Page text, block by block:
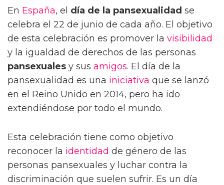
En España, el día de la pansexualidad se
celebra el 22 de junio de cada año. El objetivo
de esta celebración es promover la visibilidad
y la igualdad de derechos de las personas
pansexuales y sus amigos. El día de la
pansexualidad es una iniciativa que se lanzó
en el Reino Unido en 2014, pero ha ido
extendiéndose por todo el mundo.
Esta celebración tiene como objetivo
reconocer la identidad de género de las
personas pansexuales y luchar contra la
discriminación que suelen sufrir. Es un día